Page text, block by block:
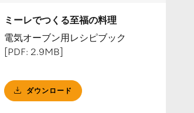
ミーレでつくる至福の料理
電気オーブン用レシピブック
[PDF: 2.9MB]
ダウンロード